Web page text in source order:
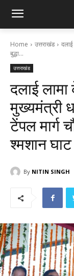
Home उत्तराखंड
बुद्धा...
उत्तराखंड
दलाई
मुख्यमंत्री
टेंपल मार्ग
श्मशान घाट
By NITIN SINGH